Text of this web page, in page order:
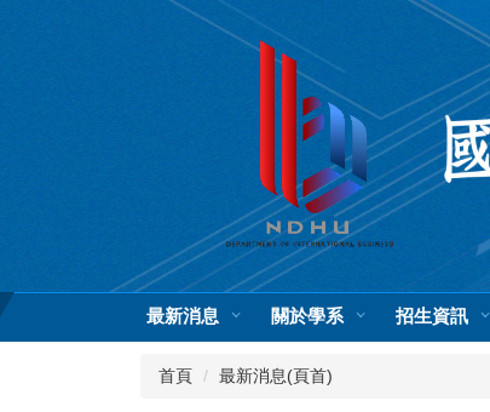
最新消息 關於學系 招生資訊
首頁 最新消息(頁首)